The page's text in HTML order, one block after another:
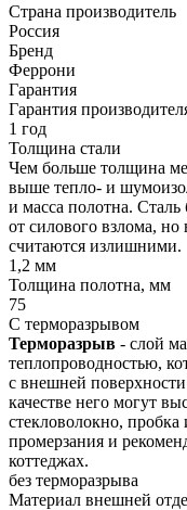
Страна производитель
Россия
Бренд
Феррони
Гарантия
Гарантия
1 год
Толщина стали
Чем больше толщина
выше тепло- и
и масса полотна.
от силового взлома,
считаются излишними.
1,2 мм
Толщина полотна, мм
75
С терморазрывом
Терморазрыв - слой
теплопроводностью,
с внешней
качестве него могут
стекловолокно,
промерзания и
коттеджах.
без терморазрыва
Материал внешней